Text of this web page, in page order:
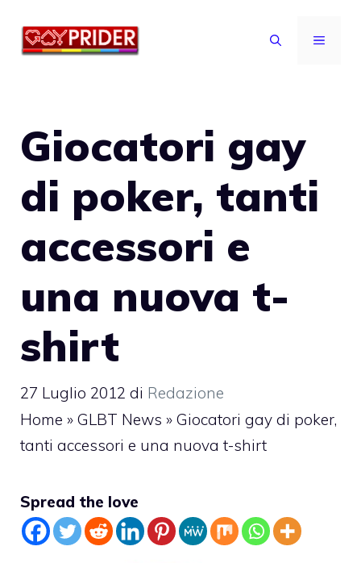
MENU
Giocatori gay
di poker, tanti
accessori e
una nuova t-
shirt
27 Luglio 2012 di Redazione
Home » GLBT News » Giocatori gay di poker,
tanti accessori e una nuova t-shirt
Spread the love